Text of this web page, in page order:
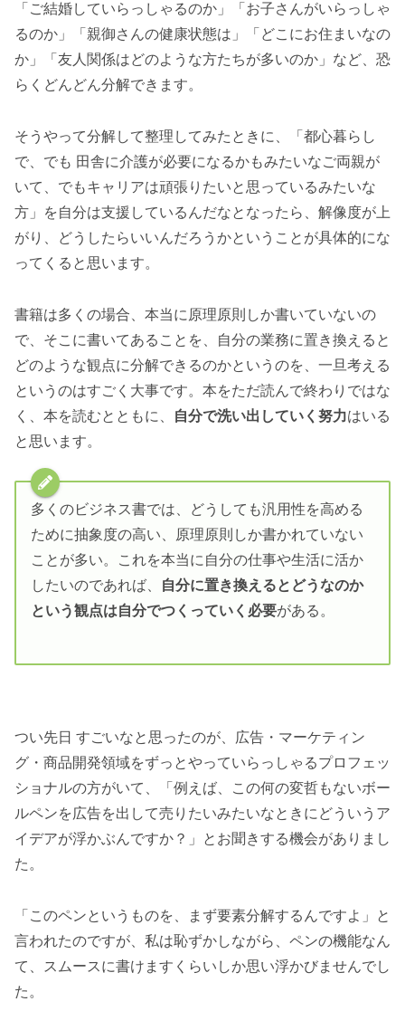
「ご結婚していらっしゃるのか」「お子さんがいらっしゃ
るのか」「親御さんの健康状態は」「どこにお住まいなの
か」「友人関係はどのような方たちが多いのか」など、恐
らくどんどん分解できます。
そうやって分解して整理してみたときに、「都心暮らし
で、でも 田舎に介護が必要になるかもみたいなご両親が
いて、でもキャリアは頑張りたいと思っているみたいな
方」を自分は支援しているんだなとなったら、解像度が上
がり、どうしたらいいんだろうかということが具体的にな
ってくると思います。
書籍は多くの場合、本当に原理原則しか書いていないの
で、そこに書いてあることを、自分の業務に置き換えると
どのような観点に分解できるのかというのを、一旦考える
というのはすごく大事です。本をただ読んで終わりではな
く、本を読むとともに、
自分で洗い出していく努力はいる
と思います。
多くのビジネス書では、どうしても汎用性を高める
ために抽象度の高い、原理原則しか書かれていない
ことが多い。これを本当に自分の仕事や生活に活か
したいのであれば、
自分に置き換えるとどうなのか
という観点は自分でつくっていく必要がある。
つい先日 すごいなと思ったのが、広告・マーケティン
グ・商品開発領域をずっとやっていらっしゃるプロフェッ
ショナルの方がいて、「例えば、この何の変哲もないボー
ルペンを広告を出して売りたいみたいなときにどういうア
イデアが浮かぶんですか？」とお聞きする機会がありまし
た。
「このペンというものを、まず要素分解するんですよ」と
言われたのですが、私は恥ずかしながら、ペンの機能なん
て、スムースに書けますくらいしか思い浮かびませんでし
た。